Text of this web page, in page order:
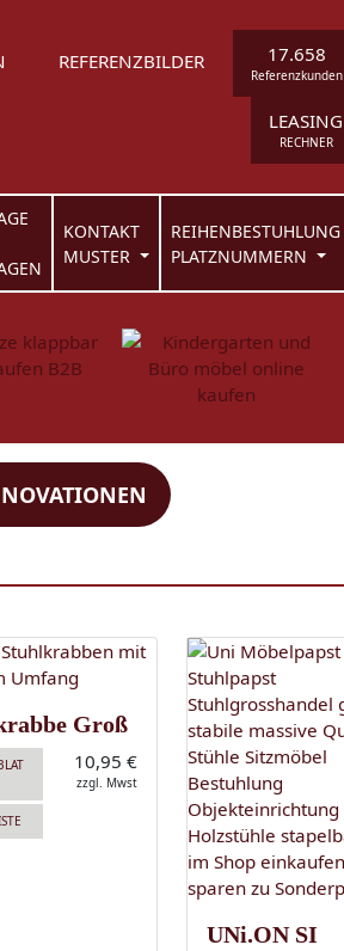
REFERENZBILDER 17.658
Referenzkunden
LEASING
RECHNER
KONTAKT
MUSTER
REIHENBESTUHLUNG
PLATZNUMMERN
Groß
10,95 €
zzgl. Mwst
UNi.ON SI